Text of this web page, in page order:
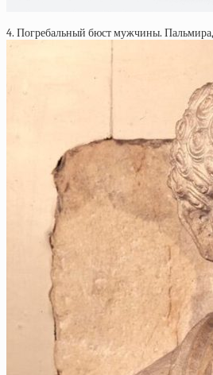
4. Погребальный бюст мужчины. Пальмира,